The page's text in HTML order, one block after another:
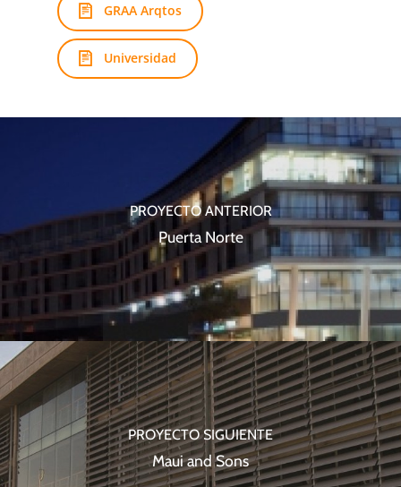
GRAA Arqtos
Universidad
PROYECTO ANTERIOR
Puerta Norte
PROYECTO SIGUIENTE
Maui and Sons